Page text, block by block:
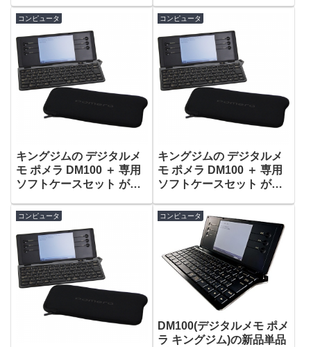
コンピュータ
キングジムの デジタルメ
モ ポメラ DM100 ＋ 専用
ソフトケースセット がタ
コンピュータ
キングジムの デジタルメ
モ ポメラ DM100 ＋ 専用
ソフトケースセット がタ
コンピュータ コンピュータ
DM100(デジタルメモ ポメ
ラ キングジム)の新品単品